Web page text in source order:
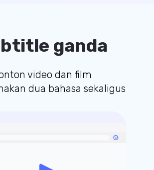
ganda
video dan film
dua bahasa sekaligus